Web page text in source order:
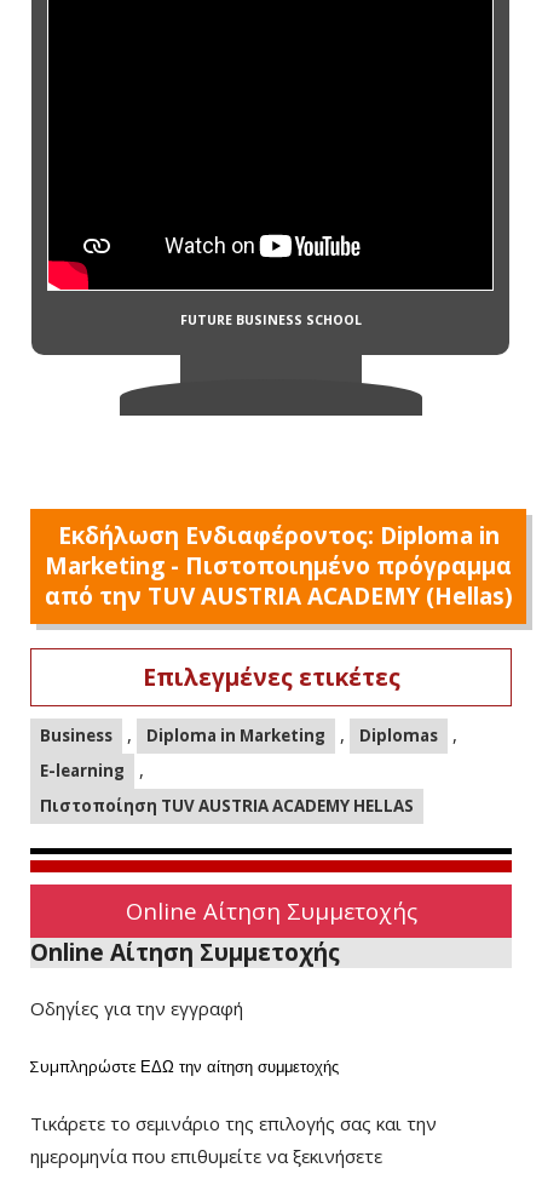
Εκδήλωση Ενδιαφέροντος: Diploma in
Marketing - Πιστοποιημένο πρόγραμμα
από την TUV AUSTRIA ACADEMY (Hellas)
Επιλεγμένες ετικέτες
Business , Diploma in Marketing , Diplomas ,
E-learning ,
Πιστοποίηση TUV AUSTRIA ACADEMY HELLAS
Online Αίτηση Συμμετοχής
Online Αίτηση Συμμετοχής
Οδηγίες για την εγγραφή
Συμπληρώστε ΕΔΩ την αίτηση συμμετοχής
Τικάρετε το σεμινάριο της επιλογής σας και την
ημερομηνία που επιθυμείτε να ξεκινήσετε